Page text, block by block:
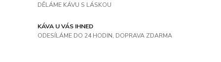
DĚLÁME KÁVU S LÁSKOU
KÁVA U VÁS IHNED
ODESÍLÁME DO 24 HODIN, DOPRAVA ZDARMA